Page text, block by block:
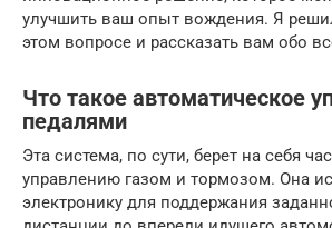
улучшить ваш опыт вождения. Я
этом вопросе и рассказать вам обо
Что такое автоматическое
педалями
Эта система, по сути, берет на себя
управлению газом и тормозом. Она
электронику для поддержания